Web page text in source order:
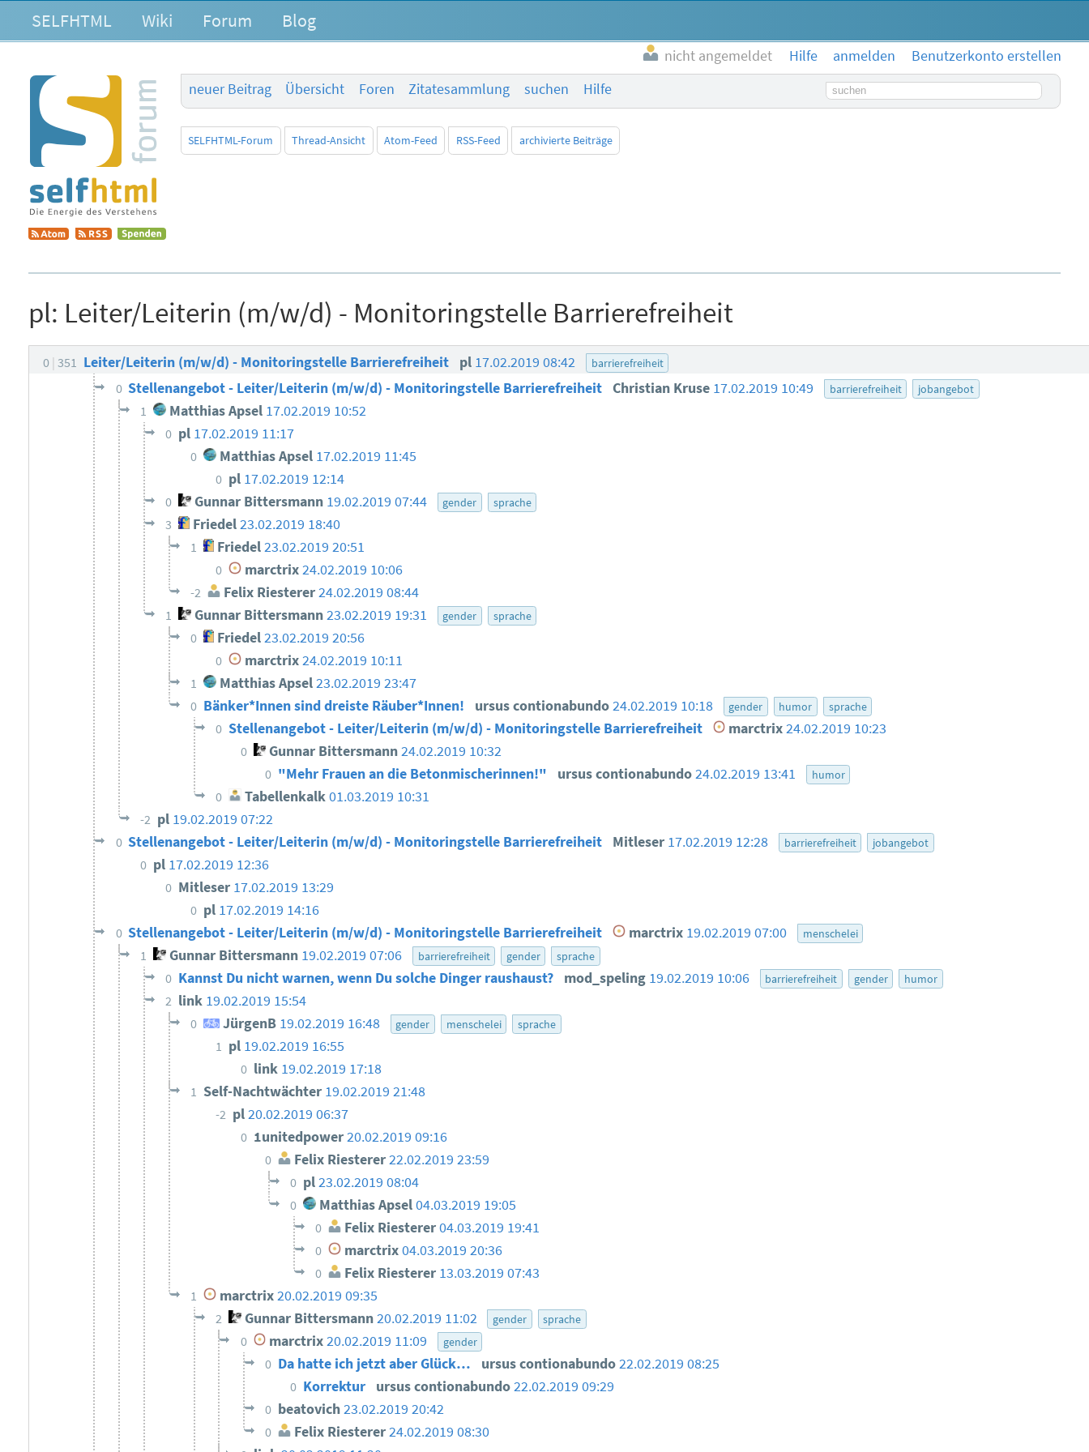
SELFHTML Wiki Forum Blog
nicht angemeldet Hilfe anmelden
Benutzerkonto erstellen
neuer Beitrag
Übersicht Foren Zitatesammlung suchen Hilfe Suchbegriff
SELFHTML-Forum Thread-Ansicht Atom-Feed RSS-Feed archivierte Beiträge
pl: Leiter/Leiterin (m/w/d) - Monitoringstelle Barrierefreiheit
0 351 Leiter/Leiterin (m/w/d) - Monitoringstelle Barrierefreiheit pl 17.02.2019 08:42 barrierefreiheit
0 Stellenangebot - Leiter/Leiterin (m/w/d) - Monitoringstelle Barrierefreiheit Christian Kruse 17.02.2019 10:49 barrierefreiheit jobangebot
1 Matthias Apsel 17.02.2019 10:52
0 pl 17.02.2019 11:17
0 Matthias Apsel 17.02.2019 11:45
0 pl 17.02.2019 12:14
0 Gunnar Bittersmann 19.02.2019 07:44 gender sprache
3 Friedel 23.02.2019 18:40
1 Friedel23.02.2019 20:51
0 marctrix 24.02.2019 10:06
-2 Felix Riesterer24.02.2019 08:44
1 Gunnar Bittersmann23.02.2019 19:31 gender sprache
0 Friedel23.02.2019 20:56
0 marctrix 24.02.2019 10:11
1 Matthias Apsel23.02.2019 23:47
0 Bänker*Innen sind dreiste Räuber*Innen! ursus contionabundo24.02.2019 10:18 gender humor sprache
0 Stellenangebot - Leiter/Leiterin (m/w/d) - Monitoringstelle Barrierefreiheit marctrix24.02.2019 10:23
0 Gunnar Bittersmann24.02.2019 10:32
0 "Mehr Frauen an die Betonmischerinnen!" ursus contionabundo24.02.2019 13:41 humor
0 Tabellenkalk 01.03.2019 10:31
-2 pl 19.02.2019 07:22
0 Stellenangebot - Leiter/Leiterin (m/w/d) - Monitoringstelle Barrierefreiheit Mitleser 17.02.2019 12:28 barrierefreiheit jobangebot
0 pl 17.02.2019 12:36
0 Mitleser 17.02.2019 13:29
0 pl 17.02.2019 14:16
0 Stellenangebot - Leiter/Leiterin (m/w/d) - Monitoringstelle Barrierefreiheit marctrix 19.02.2019 07:00 menschelei
1 Gunnar Bittersmann 19.02.2019 07:06 barrierefreiheit gender sprache
0 Kannst Du nicht warnen, wenn Du solche Dinger raushaust? mod_speling 19.02.2019 10:06 barrierefreiheit gender humor
2 link 19.02.2019 15:54
0 JürgenB 19.02.2019 16:48 gender menschelei sprache
1 pl 19.02.2019 16:55
0 link 19.02.2019 17:18
1 Self-Nachtwächter 19.02.2019 21:48
-2 pl20.02.2019 06:37
0 1unitedpower20.02.2019 09:16
0 Felix Riesterer22.02.2019 23:59
0 pl23.02.2019 08:04
0 Matthias Apsel04.03.2019 19:05
0 Felix Riesterer04.03.2019 19:41
0 marctrix04.03.2019 20:36
0 Felix Riesterer 13.03.2019 07:43
1 marctrix20.02.2019 09:35
2 Gunnar Bittersmann 20.02.2019 11:02 gender sprache
0 marctrix20.02.2019 11:09 gender
0 Da hatte ich jetzt aber Glück… ursus contionabundo22.02.2019 08:25
0 Korrektur ursus contionabundo22.02.2019 09:29
0 beatovich23.02.2019 20:42
0 Felix Riesterer24.02.2019 08:30